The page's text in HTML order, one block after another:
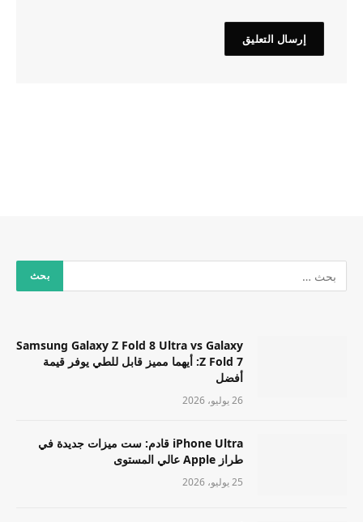
Samsung Galaxy Z Fold 8 Ultra vs Galaxy
Z Fold 7: أيهما مميز قابل للطي يوفر قيمة
أفضل
26 يوليو، 2026
iPhone Ultra قادم: ست ميزات جديدة في
طراز Apple عالي المستوى
25 يوليو، 2026